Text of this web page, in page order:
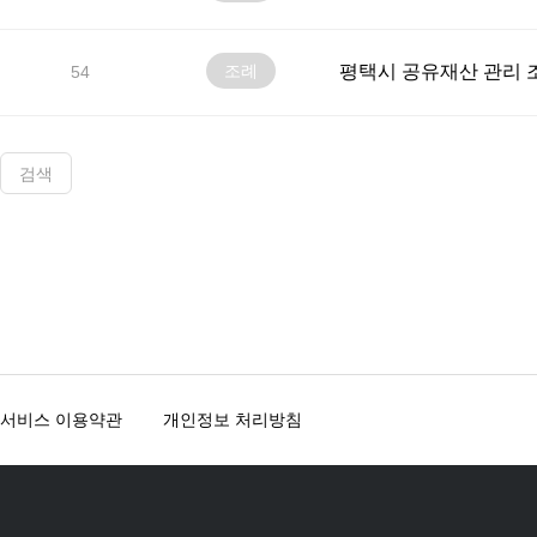
54 조례 평택시 공유재산 관리
검색
서비스 이용약관 개인정보 처리방침